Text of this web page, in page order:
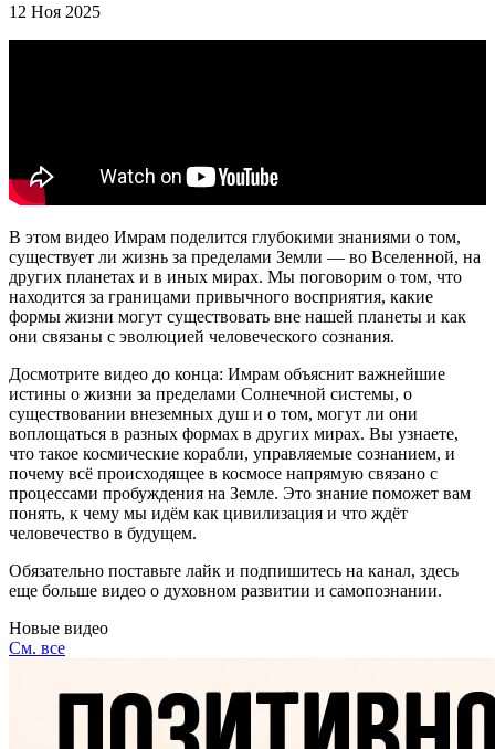
12 Ноя 2025
В этом видео Имрам поделится глубокими знаниями о том,
существует ли жизнь за пределами Земли — во Вселенной, на
других планетах и в иных мирах. Мы поговорим о том, что
находится за границами привычного восприятия, какие
формы жизни могут существовать вне нашей планеты и как
они связаны с эволюцией человеческого сознания.
Досмотрите видео до конца: Имрам объяснит важнейшие
истины о жизни за пределами Солнечной системы, о
существовании внеземных душ и о том, могут ли они
воплощаться в разных формах в других мирах. Вы узнаете,
что такое космические корабли, управляемые сознанием, и
почему всё происходящее в космосе напрямую связано с
процессами пробуждения на Земле. Это знание поможет вам
понять, к чему мы идём как цивилизация и что ждёт
человечество в будущем.
Обязательно поставьте лайк и подпишитесь на канал, здесь
еще больше видео о духовном развитии и самопознании.
Новые видео
См. все